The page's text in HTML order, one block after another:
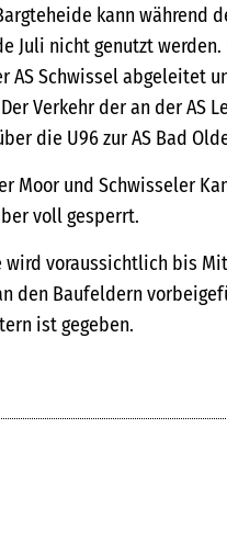
kann während
Juli nicht genutzt
AS Schwissel abgeleitet
Verkehr der an der AS
die U96 zur AS Bad
Moor und Schwisseler
voll gesperrt.
wird voraussichtlich bis
den Baufeldern
ist gegeben.